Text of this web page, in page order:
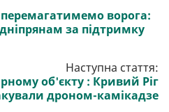
ворога:
за підтримку
Наступна стаття:
об'єкту : Кривий Ріг
дроном-камікадзе